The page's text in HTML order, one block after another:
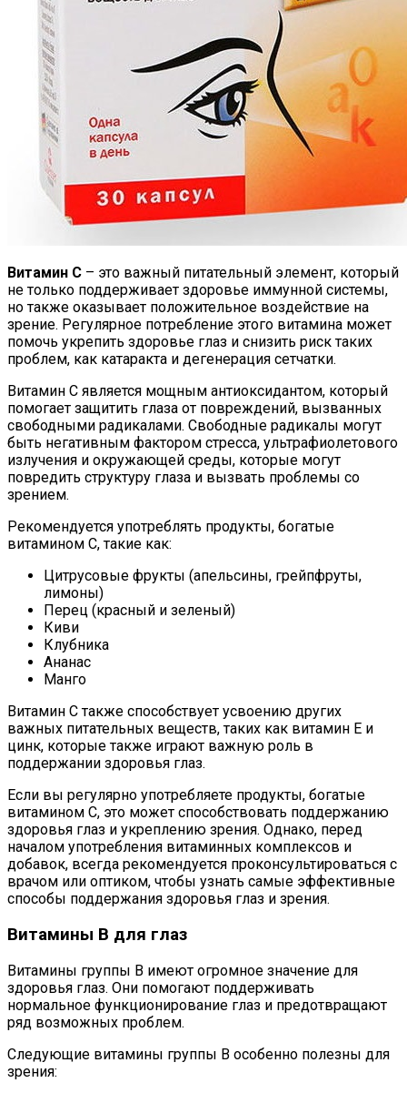
Витамин С – это важный питательный элемент, который
не только поддерживает здоровье иммунной системы,
но также оказывает положительное воздействие на
зрение. Регулярное потребление этого витамина может
помочь укрепить здоровье глаз и снизить риск таких
проблем, как катаракта и дегенерация сетчатки.
Витамин С является мощным антиоксидантом, который
помогает защитить глаза от повреждений, вызванных
свободными радикалами. Свободные радикалы могут
быть негативным фактором стресса, ультрафиолетового
излучения и окружающей среды, которые могут
повредить структуру глаза и вызвать проблемы со
зрением.
Рекомендуется употреблять продукты, богатые
витамином С, такие как:
Цитрусовые фрукты (апельсины, грейпфруты,
лимоны)
Перец (красный и зеленый)
Киви
Клубника
Ананас
Манго
Витамин С также способствует усвоению других
важных питательных веществ, таких как витамин Е и
цинк, которые также играют важную роль в
поддержании здоровья глаз.
Если вы регулярно употребляете продукты, богатые
витамином С, это может способствовать поддержанию
здоровья глаз и укреплению зрения. Однако, перед
началом употребления витаминных комплексов и
добавок, всегда рекомендуется проконсультироваться с
врачом или оптиком, чтобы узнать самые эффективные
способы поддержания здоровья глаз и зрения.
Витамины В для глаз
Витамины группы В имеют огромное значение для
здоровья глаз. Они помогают поддерживать
нормальное функционирование глаз и предотвращают
ряд возможных проблем.
Следующие витамины группы В особенно полезны для
зрения: